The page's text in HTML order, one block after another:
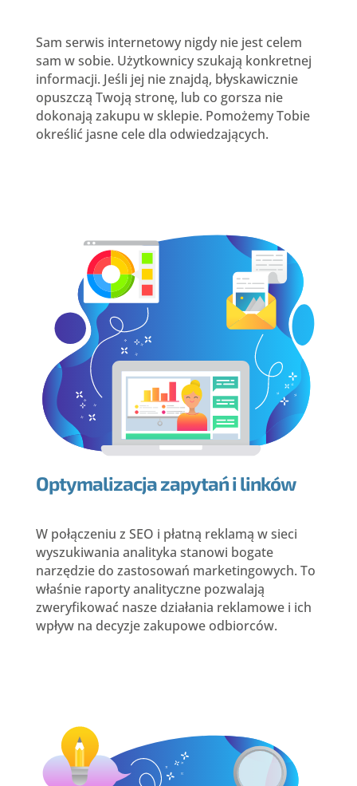
Sam serwis internetowy nigdy nie jest celem
sam w sobie. Użytkownicy szukają konkretnej
informacji. Jeśli jej nie znajdą, błyskawicznie
opuszczą Twoją stronę, lub co gorsza nie
dokonają zakupu w sklepie. Pomożemy Tobie
określić jasne cele dla odwiedzających.
Optymalizacja zapytań i linków
W połączeniu z SEO i płatną reklamą w sieci
wyszukiwania analityka stanowi bogate
narzędzie do zastosowań marketingowych. To
właśnie raporty analityczne pozwalają
zweryfikować nasze działania reklamowe i ich
wpływ na decyzje zakupowe odbiorców.